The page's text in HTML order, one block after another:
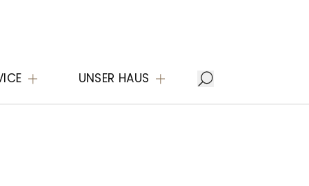
UNSER HAUS